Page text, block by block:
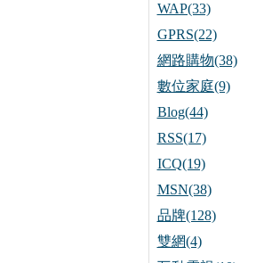
WAP(33)
GPRS(22)
網路購物(38)
數位家庭(9)
Blog(44)
RSS(17)
ICQ(19)
MSN(38)
品牌(128)
雙網(4)